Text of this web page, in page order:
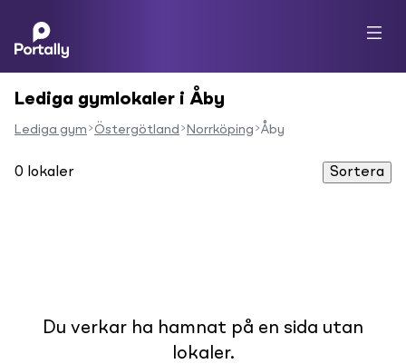
Lediga gymlokaler i Åby
Lediga gym Östergötland Norrköping Åby
0 lokaler Sortera
Du verkar ha hamnat på en sida utan
lokaler.